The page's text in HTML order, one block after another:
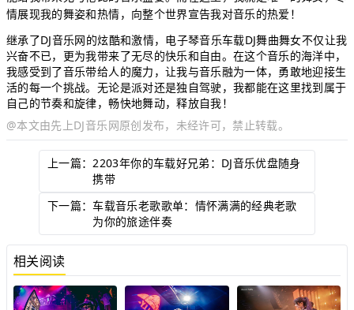
情展现我的舞姿和热情，向整个世界宣告我对音乐的热爱！
继承了DJ音乐网的炫酷和激情，电子琴音乐车载DJ舞曲舞女不仅让我
兴奋不已，更为我带来了无尽的快乐和自由。在这个音乐的海洋中，
我感受到了音乐带给人的魔力，让我与音乐融为一体，勇敢地迎接生
活的每一个挑战。无论是派对还是独自驾驶，我都能在这里找到属于
自己的节奏和旋律，畅快地舞动，释放自我！
@本文由先上DJ音乐网原创发布，未经许可，禁止转载。
上一篇： 2203年你的车载好兄弟：DJ音乐优盘随身
携带
下一篇：车载音乐老歌歌单：情怀满满的经典老歌
为你的旅途伴奏
相关阅读